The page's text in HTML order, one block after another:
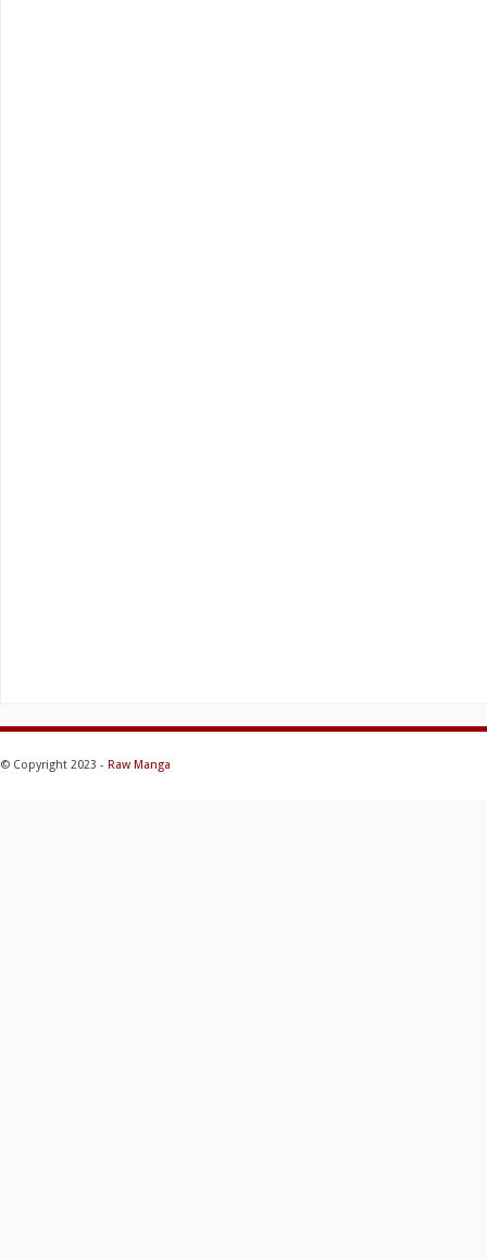
© Copyright 2023 - Raw Manga